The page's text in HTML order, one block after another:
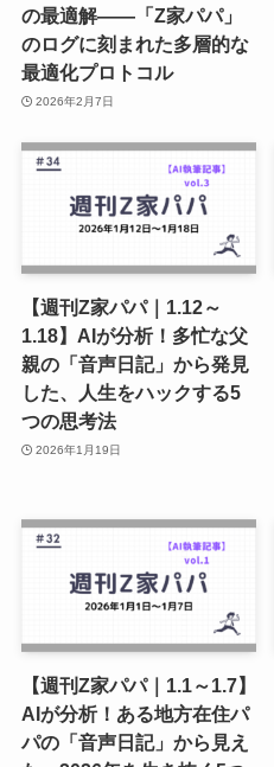
の最適解――「Z家パパ」
のログに刻まれた多層的な
最適化プロトコル
2026年2月7日
【週刊Z家パパ｜1.12～
1.18】AIが分析！多忙な父
親の「音声日記」から発見
した、人生をハックする5
つの思考法
2026年1月19日
【週刊Z家パパ｜1.1～1.7】
AIが分析！ある地方在住パ
パの「音声日記」から見え